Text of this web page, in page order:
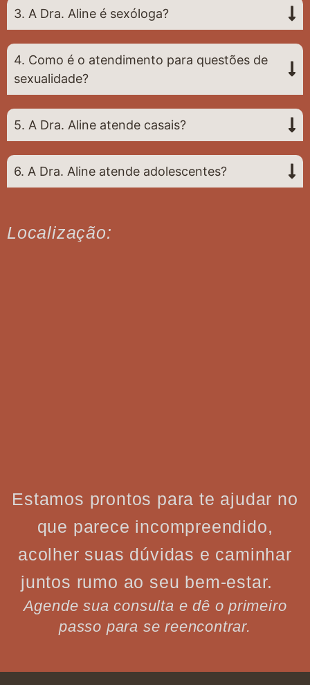
3. A Dra. Aline é sexóloga?
4. Como é o atendimento para questões de
sexualidade?
5. A Dra. Aline atende casais?
6. A Dra. Aline atende adolescentes?
Localização:
Estamos prontos para te ajudar no
que parece incompreendido,
acolher suas dúvidas e caminhar
juntos rumo ao seu bem-estar.
Agende sua consulta e dê o primeiro
passo para se reencontrar.